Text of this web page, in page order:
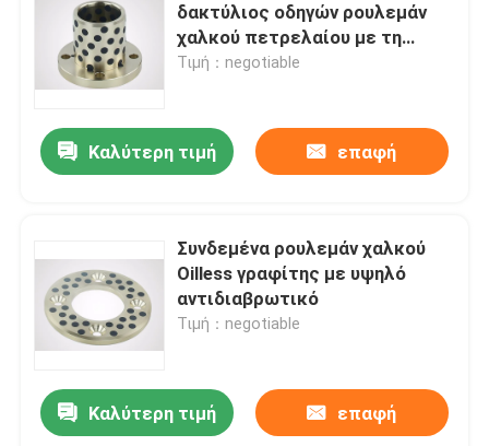
Προϊόντα
Περίπου εμείς
Γύρος εργοστασίων
δακτύλιος οδηγών ρουλεμάν
χαλκού πετρελαίου με τη
γυαλισμένη επιφάνεια
Τιμή：negotiable
Καλύτερη τιμή επαφή
Συνδεμένα ρουλεμάν χαλκού
Oilless γραφίτης με υψηλό
αντιδιαβρωτικό
Τιμή：negotiable
Καλύτερη τιμή επαφή